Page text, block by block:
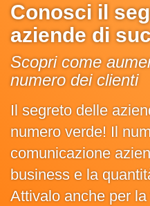
Conosci il
aziende di
Scopri come
numero dei clienti
Il segreto delle
numero verde! Il
comunicazione
business e la
Attivalo anche per